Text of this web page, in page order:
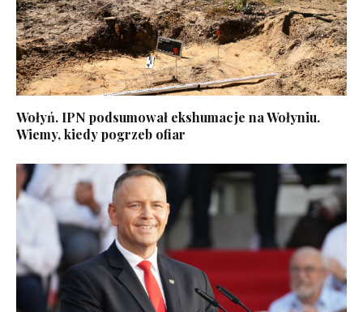
Wołyń. IPN podsumował ekshumacje na Wołyniu.
Wiemy, kiedy pogrzeb ofiar